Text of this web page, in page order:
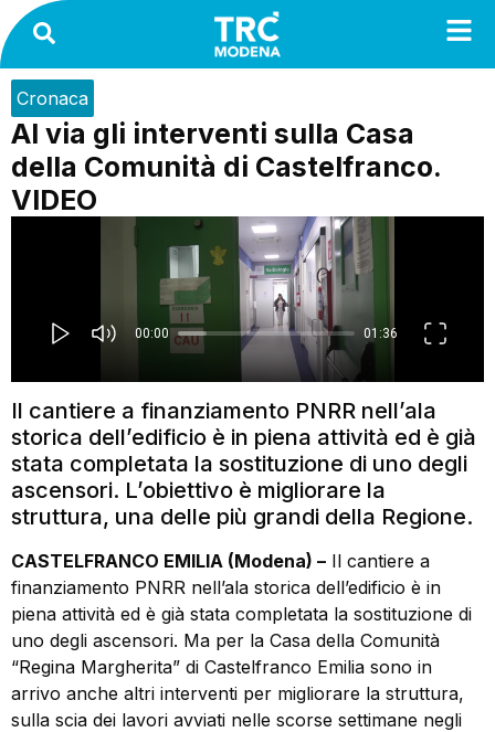
Cronaca
Al via gli interventi sulla Casa
della Comunità di Castelfranco.
VIDEO
Il cantiere a finanziamento PNRR nell’ala
storica dell’edificio è in piena attività ed è già
stata completata la sostituzione di uno degli
ascensori. L’obiettivo è migliorare la
struttura, una delle più grandi della Regione.
CASTELFRANCO EMILIA (Modena) – Il cantiere a
finanziamento PNRR nell’ala storica dell’edificio è in
piena attività ed è già stata completata la sostituzione di
uno degli ascensori. Ma per la Casa della Comunità
“Regina Margherita” di Castelfranco Emilia sono in
arrivo anche altri interventi per migliorare la struttura,
sulla scia dei lavori avviati nelle scorse settimane negli